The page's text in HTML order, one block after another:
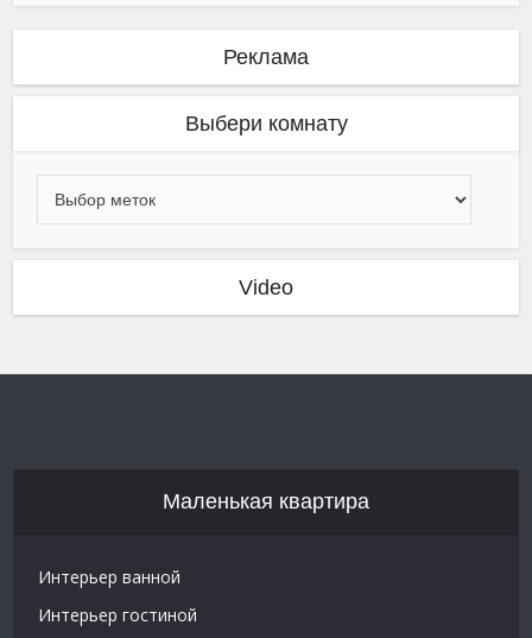
Реклама
Выбери комнату
Video
Маленькая квартира
Интерьер ванной
Интерьер гостиной